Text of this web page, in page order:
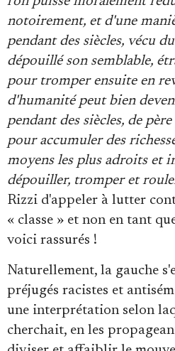
notoirement, et d'une
pendant des siècles, vécu
dépouillé son semblable,
pour tromper ensuite en
d'humanité peut bien
pendant des siècles, de
pour accumuler des
moyens les plus adroits et
dépouiller, tromper et
Rizzi d'appeler à lutter
« classe » et non en tant
voici rassurés !
Naturellement, la gauche
préjugés racistes et
une interprétation selon
cherchait, en les